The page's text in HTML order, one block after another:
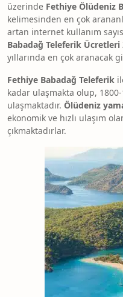
üzerinde Fethiye Ölüdeniz
kelimesinden en çok
artan internet kullanım
Babadağ Teleferik
yıllarında en çok aranacak
Fethiye Babadağ Teleferik
kadar ulaşmakta olup,
ulaşmaktadır. Ölüdeniz
ekonomik ve hızlı ulaşım
çıkmaktadırlar.